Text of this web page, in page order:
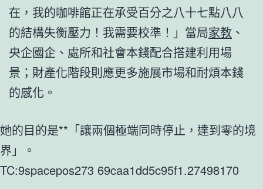
在，我的咖啡館正在承受百分之八十七點八八
的結構失衡壓力！我需要校準！」當局家教 、
央企國企、處所和社會本錢配合搭建利用場
景；財產化階段則應更多施展市場和耐煩本錢
的感化。
她的目的是**「讓兩個極端同時停止，達到零的境
界」。
TC:9spacepos273 69caa1dd5c95f1.27498170